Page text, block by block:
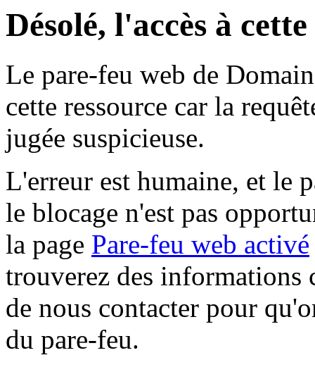
Désolé, l'accès à
Le pare-feu web de
cette ressource car la
jugée suspicieuse.
L'erreur est humaine, et le
le blocage n'est pas
la page Pare-feu web activé
trouverez des informations
de nous contacter pour
du pare-feu.